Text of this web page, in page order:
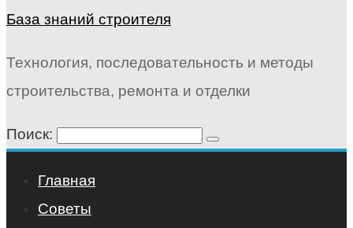
База знаний строителя
Технология, последовательность и методы
строительства, ремонта и отделки
Поиск:
Главная
Советы